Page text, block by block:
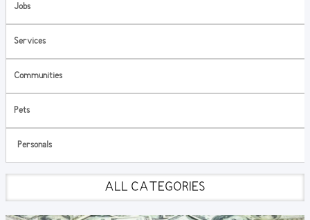
Jobs
Services
Communities
Pets
Personals
ALL CATEGORIES